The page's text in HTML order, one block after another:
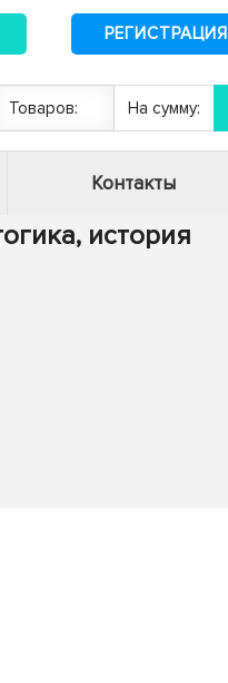
РЕГИСТРАЦИЯ
Товаров: На сумму:
Контакты
история